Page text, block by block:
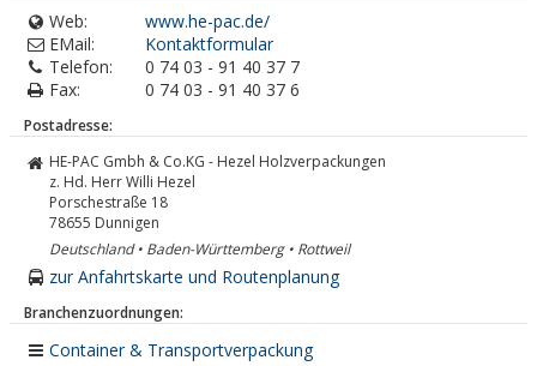
Web:
www.he-pac.de/
EMail:
Kontaktformular
Telefon:
0 74 03 - 91 40 37 7
Fax:
0 74 03 - 91 40 37 6
Postadresse:
HE-PAC Gmbh & Co.KG - Hezel Holzverpackungen
z. Hd. Herr Willi Hezel
Porschestraße 18
78655 Dunnigen
Deutschland • Baden-Württemberg • Rottweil
zur Anfahrtskarte und Routenplanung
Branchenzuordnungen:
Container & Transportverpackung